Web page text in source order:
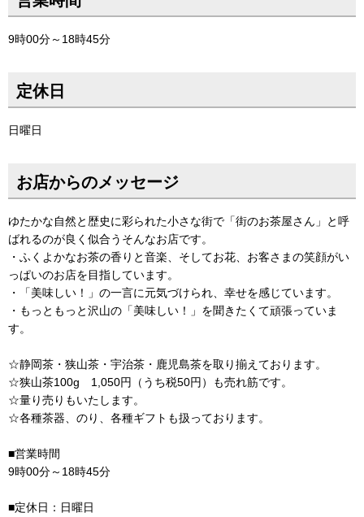
9時00分～18時45分
定休日
日曜日
お店からのメッセージ
ゆたかな自然と歴史に彩られた小さな街で「街のお茶屋さん」と呼
ばれるのが良く似合うそんなお店です。
・ふくよかなお茶の香りと音楽、そしてお花、お客さまの笑顔がい
っぱいのお店を目指しています。
・「美味しい！」の一言に元気づけられ、幸せを感じています。
・もっともっと沢山の「美味しい！」を聞きたくて頑張っていま
す。
☆静岡茶・狭山茶・宇治茶・鹿児島茶を取り揃えております。
☆狭山茶100g 1,050円（うち税50円）も売れ筋です。
☆量り売りもいたします。
☆各種茶器、のり、各種ギフトも扱っております。
■営業時間
9時00分～18時45分
■定休日：日曜日